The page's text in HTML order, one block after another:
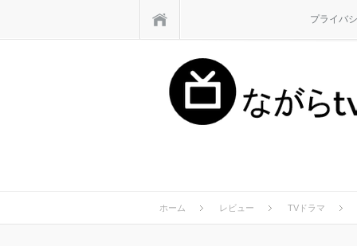
プライバ
ホーム レビュー TVドラマ